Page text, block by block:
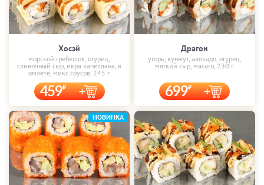
Хосэй
морской гребешок, огурец,
сливочный сыр, икра капеллана, в
омлете, микс соусов, 245 г.
459
Драгон
угорь, кунжут, авокадо, огурец,
мягкий сыр, масаго, 230 г.
699
НОВИНКА